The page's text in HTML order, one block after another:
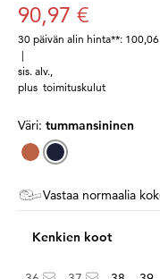
90,97 €
30 päivän alin hinta**:
|
sis. alv.
plus toimituskulut
Väri: tummansininen
Vastaa normaalia
Kenkien koot